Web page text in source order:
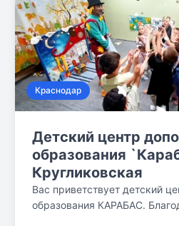
Краснодар
Детский центр
образования
Кругликовская
Вас приветствует детский
образования КАРАБАС.